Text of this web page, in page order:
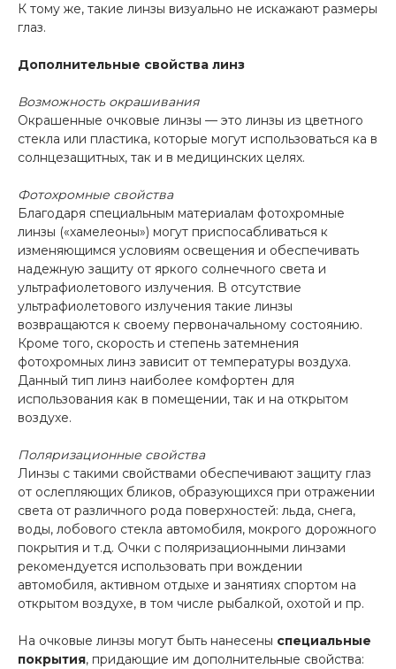
К тому же, такие линзы визуально не искажают размеры
глаз.
Дополнительные свойства линз
Возможность окрашивания
Окрашенные очковые линзы — это линзы из цветного
стекла или пластика, которые могут использоваться ка в
солнцезащитных, так и в медицинских целях.
Фотохромные свойства
Благодаря специальным материалам фотохромные
линзы («хамелеоны») могут приспосабливаться к
изменяющимся условиям освещения и обеспечивать
надежную защиту от яркого солнечного света и
ультрафиолетового излучения. В отсутствие
ультрафиолетового излучения такие линзы
возвращаются к своему первоначальному состоянию.
Кроме того, скорость и степень затемнения
фотохромных линз зависит от температуры воздуха.
Данный тип линз наиболее комфортен для
использования как в помещении, так и на открытом
воздухе.
Поляризационные свойства
Линзы с такими свойствами обеспечивают защиту глаз
от ослепляющих бликов, образующихся при отражении
света от различного рода поверхностей: льда, снега,
воды, лобового стекла автомобиля, мокрого дорожного
покрытия и т.д. Очки с поляризационными линзами
рекомендуется использовать при вождении
автомобиля, активном отдыхе и занятиях спортом на
открытом воздухе, в том числе рыбалкой, охотой и пр.
На очковые линзы могут быть нанесены специальные
покрытия, придающие им дополнительные свойства: